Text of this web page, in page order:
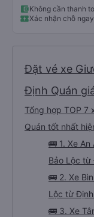
nhưng các anh hướng
( vì đây là địa bàn của
mình được chở xuống Ngã
Không cần thanh
Xác nhận chỗ
Đặt vé xe
Định Quán
Tổng hợp TOP 7
Quán tốt nhất
🚌 1. Xe
Bảo Lộc
🚌 2. Xe
Lộc từ
🚌 3. Xe